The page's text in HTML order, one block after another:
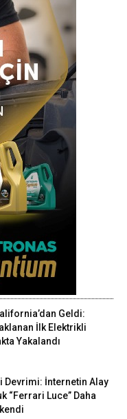
Geldi:
İlk Elektrikli
Yakalandı
Devrimi: İnternetin Alay
“Ferrari Luce” Daha